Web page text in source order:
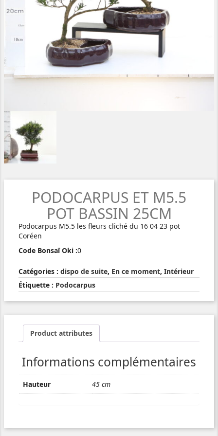
PODOCARPUS ET M5.5
POT BASSIN 25CM
Podocarpus M5.5 les fleurs cliché du 16 04 23 pot
Coréen
Code Bonsaï Oki :0
Catégories : dispo de suite, En ce moment, Intérieur
Étiquette : Podocarpus
Product attributes
Informations complémentaires
Hauteur 45 cm